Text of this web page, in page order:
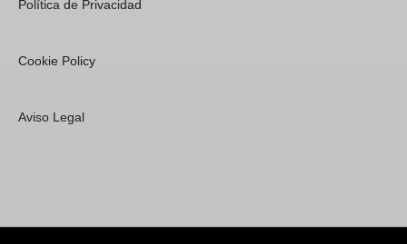
Política de Privacidad
Cookie Policy
Aviso Legal